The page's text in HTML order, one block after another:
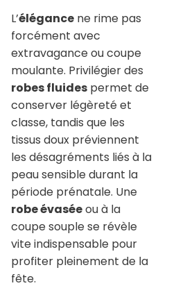
L’élégance ne rime pas
forcément avec
extravagance ou coupe
moulante. Privilégier des
robes fluides permet de
conserver légèreté et
classe, tandis que les
tissus doux préviennent
les désagréments liés à la
peau sensible durant la
période prénatale. Une
robe évaséeou à la
coupe souple se révèle
vite indispensable pour
profiter pleinement de la
fête.